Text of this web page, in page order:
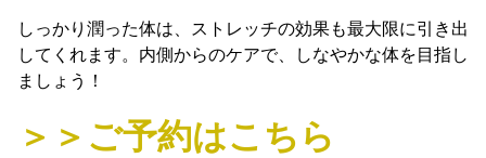
しっかり潤った体は、ストレッチの効果も最大限に引き出
してくれます。内側からのケアで、しなやかな体を目指し
ましょう！
＞＞ご予約はこちら